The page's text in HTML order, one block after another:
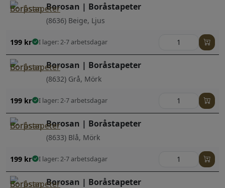
Borosan | Boråstapeter
(8636) Beige, Ljus
199 kr I lager: 2-7 arbetsdagar
Borosan | Boråstapeter
(8632) Grå, Mörk
199 kr I lager: 2-7 arbetsdagar
Borosan | Boråstapeter
(8633) Blå, Mörk
199 kr I lager: 2-7 arbetsdagar
Borosan | Boråstapeter